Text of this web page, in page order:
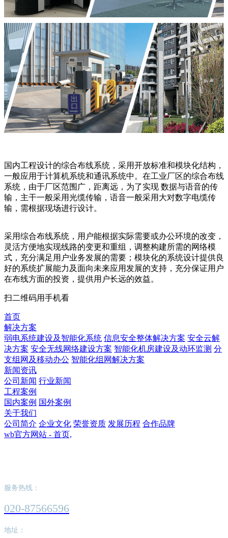
国内工程设计的综合布线系统，采用开放标准和模块化结构，
一般应用于计算机系统和通讯系统中。在工业厂区的综合布线
系统，由于厂区范围广，距离远，为了实现 数据与语音的传
输，主干一般采用光缆传输，语音一般采用大对数字电缆传
输，需根据现场进行设计。
采用综合布线系统，用户能根据实际需要或办公环境的改变，
灵活方便地实现线路的变更和重组，调整构建所需的网络模
式，充分满足用户业务发展的需要；模块化的系统设计提供良
好的系统扩展能力及面向未来应用发展的支持，充分保证用户
在布线方面的投资，提供用户长远的效益。
扫二维码用手机看
首页
解决方案
弱电系统建设及智能化系统 信息安全整体解决方案 安全云解
决方案 安全无线网络建设方案 智能化机房建设及动环监测 分
支组网及移动办公 智能化组网解决方案
新闻资讯
公司新闻 行业新闻
工程案例
国内案例 国外案例
关于我们
公司简介 企业文化 荣誉资质 发展历程 合作品牌
wb官方网站 - 首页,
服务热线：
020-87566596
地址：